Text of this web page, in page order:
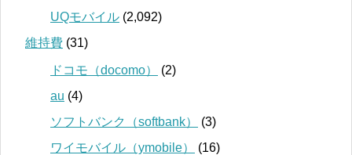
UQモバイル (2,092)
維持費 (31)
ドコモ（docomo）
(2)
au (4)
ソフトバンク（softbank）
(3)
ワイモバイル（ymobile）
(16)